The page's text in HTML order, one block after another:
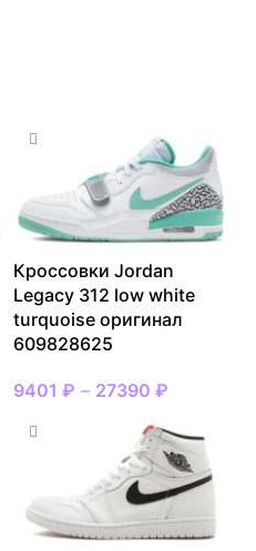
Кроссовки Jordan
Legacy 312 low white
turquoise оригинал
609828625
9401 ₽ – 27390 ₽